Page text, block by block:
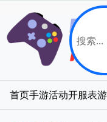
首页手游活动开服表